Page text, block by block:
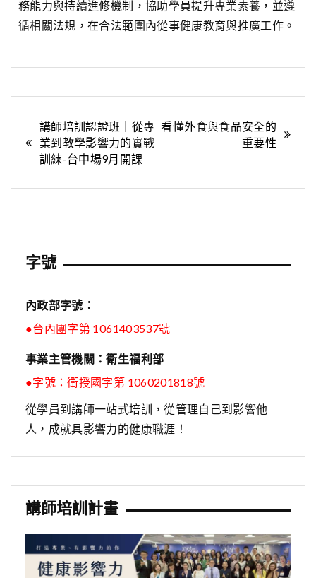
務能力與持續進修機制，協助學員提升專業素養，並遵
循相關法規，在合法範圍內從事健康教育與推廣工作。
文
章
導
講師培訓認證班｜從專
業到教學影響力的實戰
訓練-台中場9月開課
看懂外食與食品安全的
重要性
字號
內政部字號：
●台內團字第 1061403537號
事業主管機關：衛生福利部
●字號：衛授國字第 1060201818號
從學員到講師一站式培訓，從管理自己到影響他
人，成就具影響力的健康職涯！
講師培訓計畫